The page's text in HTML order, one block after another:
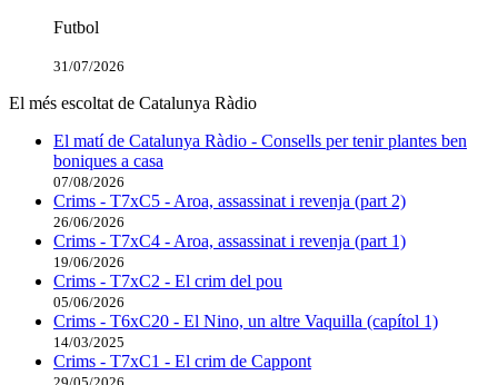
Futbol
31/07/2026
El més escoltat de Catalunya Ràdio
El matí de Catalunya Ràdio - Consells per tenir plantes ben
boniques a casa
07/08/2026
Crims - T7xC5 - Aroa, assassinat i revenja (part 2)
26/06/2026
Crims - T7xC4 - Aroa, assassinat i revenja (part 1)
19/06/2026
Crims - T7xC2 - El crim del pou
05/06/2026
Crims - T6xC20 - El Nino, un altre Vaquilla (capítol 1)
14/03/2025
Crims - T7xC1 - El crim de Cappont